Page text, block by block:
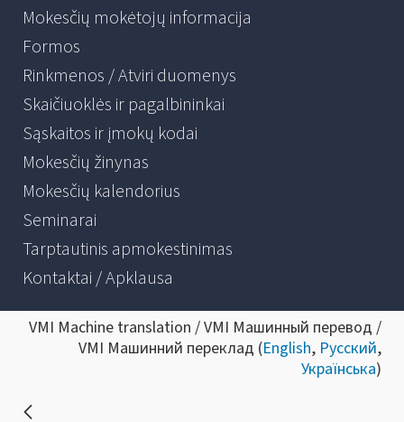
Mokesčių mokėtojų informacija
Formos
Rinkmenos / Atviri duomenys
Skaičiuoklės ir pagalbininkai
Sąskaitos ir įmokų kodai
Mokesčių žinynas
Mokesčių kalendorius
Seminarai
Tarptautinis apmokestinimas
Kontaktai / Apklausa
VMI Machine translation / VMI Машинный перевод /
VMI Машинний переклад (English, Русский,
Українська)